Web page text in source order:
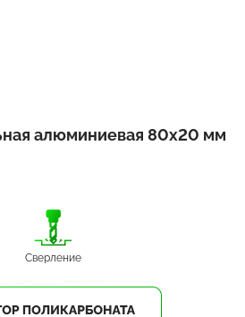
алюминиевая 80х20 мм
Сверление